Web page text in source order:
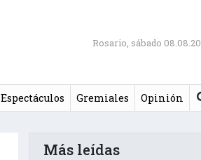
Rosario, sábado
Espectáculos Gremiales Opinión
Más leídas